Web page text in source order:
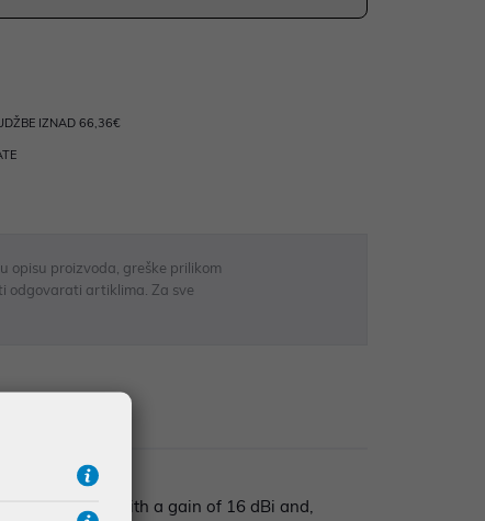
IZNAD 66,36€
opisu proizvoda, greške prilikom
odgovarati artiklima. Za sve
antenna with a gain of 16 dBi and,